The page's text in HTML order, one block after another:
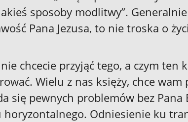
sposoby modlitwy”.
Pana Jezusa, to nie troska o
chcecie przyjąć tego, a czym ten
Wielu z nas księży, chce wam
się pewnych problemów bez Pana
horyzontalnego. Odniesienie ku